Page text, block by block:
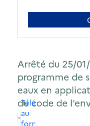
Arrêté du 25/
programme de
eaux en
du code de
Télécharger
au
format